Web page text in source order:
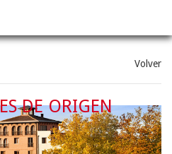
Volver
DE ORIGEN